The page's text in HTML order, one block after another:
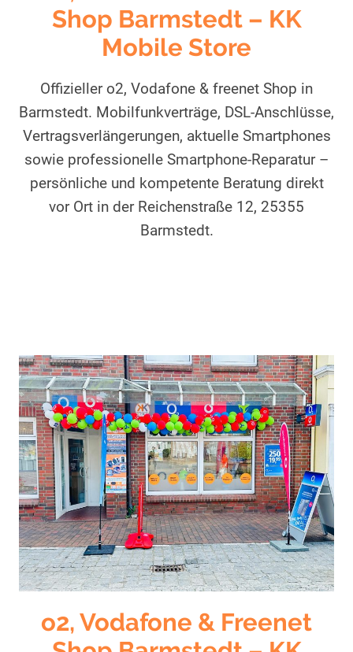
Shop Barmstedt – KK
Mobile Store
Offizieller o2, Vodafone & freenet Shop in
Barmstedt. Mobilfunkverträge, DSL-Anschlüsse,
Vertragsverlängerungen, aktuelle Smartphones
sowie professionelle Smartphone-Reparatur –
persönliche und kompetente Beratung direkt
vor Ort in der Reichenstraße 12, 25355
Barmstedt.
o2, Vodafone & Freenet